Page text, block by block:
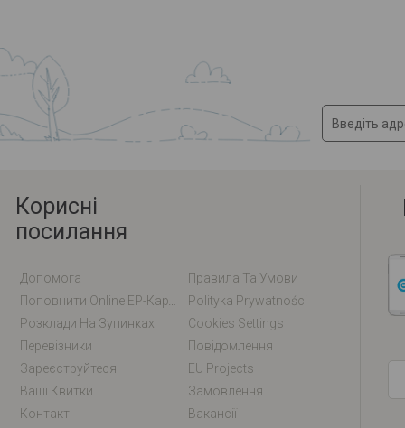
Корисні
посилання
Допомога
Правила Та Умови
Polityka Prywatności
Розклади На Зупинках
Cookies Settings
Перевізники
Повідомлення
Зареєструйтеся
EU Projects
Ваші Квитки
Замовлення
Контакт
Вакансії